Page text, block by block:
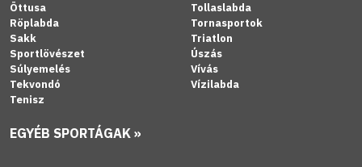
Öttusa
Röplabda
Sakk
Sportlövészet
Súlyemelés
Tekvondó
Tenisz
Tollaslabda
Tornasportok
Triatlon
Úszás
Vívás
Vízilabda
EGYÉB SPORTÁGAK »